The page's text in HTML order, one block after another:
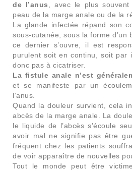
de l’anus, avec le plus
peau de la marge anale ou de la
La glande infectée répand son
sous-cutanée, sous la forme d’un
ce dernier s’ouvre, il est
purulent soit en continu, soit par
donc pas à cicatriser.
La fistule anale n’est
et se manifeste par un
l’anus.
Quand la douleur survient, cela
abcès de la marge anale. La
le liquide de l’abcès s’écoule
avoir mal ne signifie pas être
fréquent chez les patients
de voir apparaître de nouvelles
Tout le monde peut être